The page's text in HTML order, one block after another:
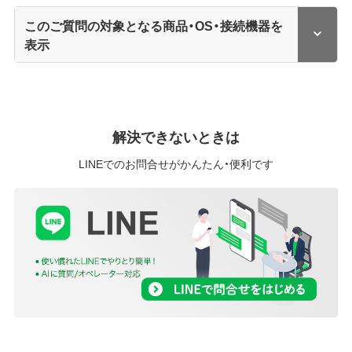
このご質問の対象となる商品・OS・接続機器を
表示
解決できないときは
LINEでのお問合せがかんたん・便利です